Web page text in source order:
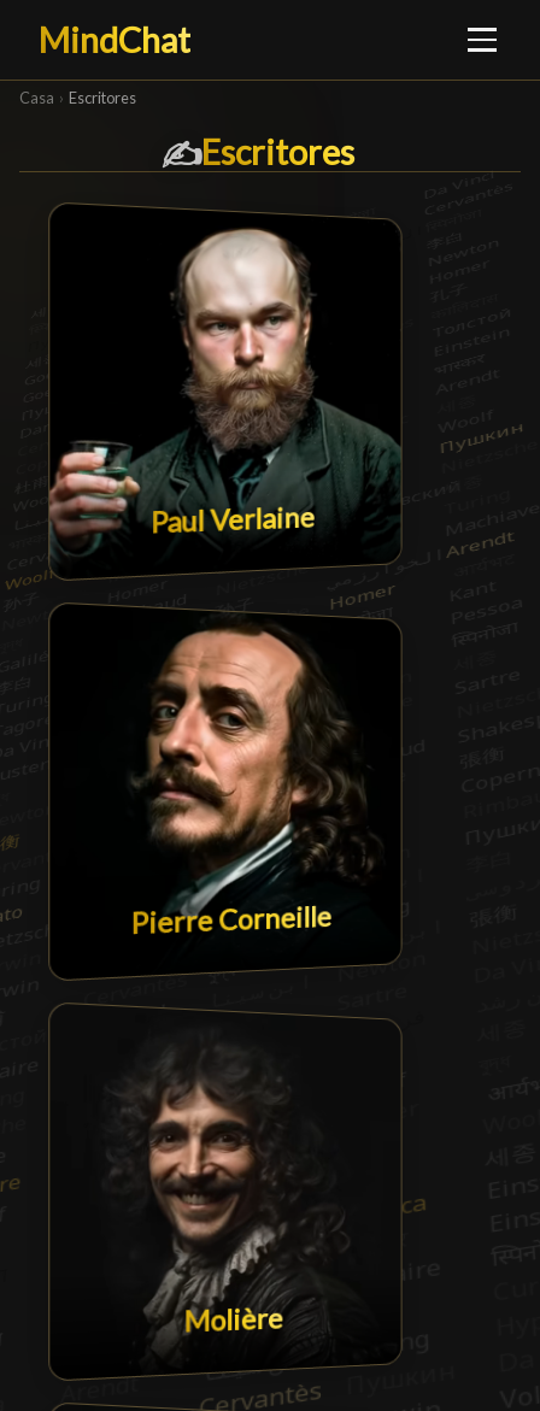
MindChat
Casa › Escritores
✍️Escritores
Escritores█
Paul Verlaine
Pierre Corneille
Molière